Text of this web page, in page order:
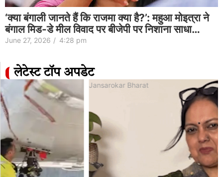
‘क्या बंगाली जानते हैं कि राजमा क्या है?’: महुआ मोइत्रा ने
बंगाल मिड-डे मील विवाद पर बीजेपी पर निशाना साधा…
June 27, 2026 / 4:28 pm
लेटेस्ट टॉप अपडेट
Jansarokar Bharat